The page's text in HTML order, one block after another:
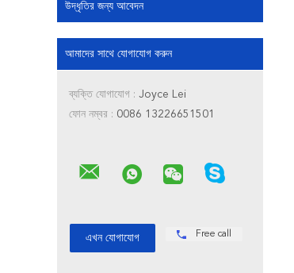
উদ্ধৃতির জন্য আবেদন
আমাদের সাথে যোগাযোগ করুন
ব্যক্তি যোগাযোগ : Joyce Lei
ফোন নম্বর : 0086 13226651501
Free call